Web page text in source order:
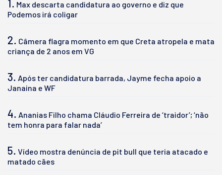
1. Max descarta candidatura ao governo e diz que
Podemos irá coligar
2. Câmera flagra momento em que Creta atropela e mata
criança de 2 anos em VG
3. Após ter candidatura barrada, Jayme fecha apoio a
Janaina e WF
4. Ananias Filho chama Cláudio Ferreira de ‘traidor’; ‘não
tem honra para falar nada’
5. Vídeo mostra denúncia de pit bull que teria atacado e
matado cães